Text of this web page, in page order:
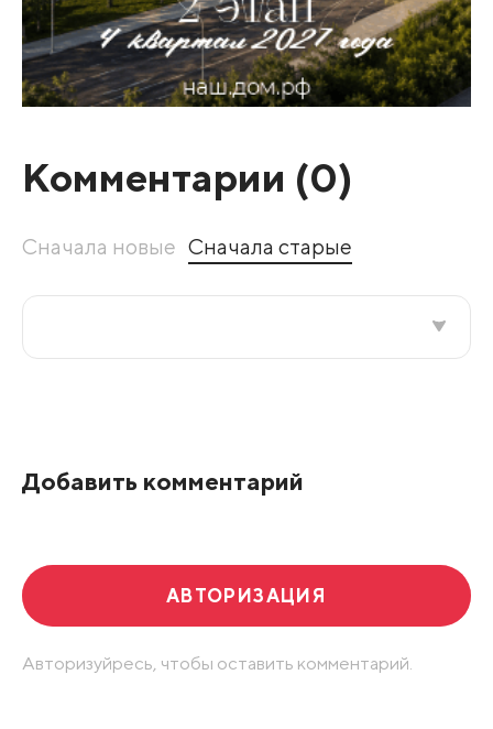
Комментарии (0)
Сначала новые Сначала старые
Добавить комментарий
АВТОРИЗАЦИЯ
Авторизуйресь, чтобы оставить комментарий.